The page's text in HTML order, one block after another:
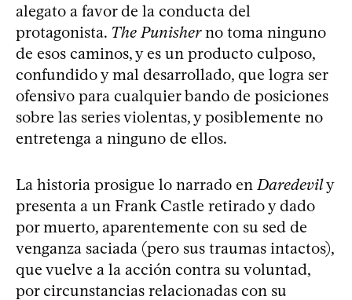
alegato a favor de la conducta del
protagonista. The Punisherno toma ninguno
de esos caminos, y es un producto culposo,
confundido y mal desarrollado, que logra ser
ofensivo para cualquier bando de posiciones
sobre las series violentas, y posiblemente no
entretenga a ninguno de ellos.
La historia prosigue lo narrado en Daredevily
presenta a un Frank Castle retirado y dado
por muerto, aparentemente con su sed de
venganza saciada (pero sus traumas intactos),
que vuelve a la acción contra su voluntad,
por circunstancias relacionadas con su